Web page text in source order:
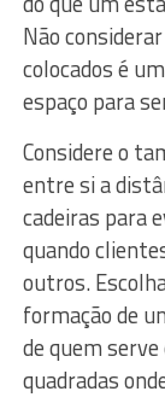
Não
colocados é
espaço para
Considere o
entre si a
cadeiras para
quando
outros.
formação de
de quem
quadradas